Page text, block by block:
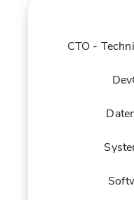
CTO -